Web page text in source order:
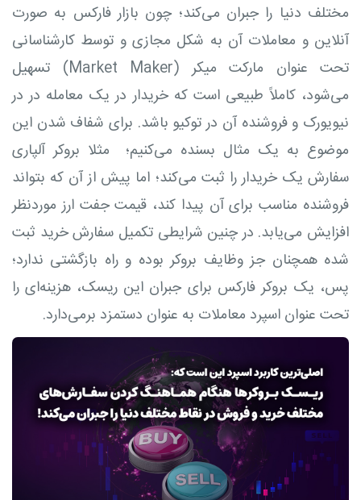
مختلف دنیا را جبران می‌کند؛ چون بازار فارکس به صورت
آنلاین و معاملات آن به شکل مجازی و توسط کارشناسانی
تحت عنوان مارکت میکر (Market Maker) تسهیل
می‌شود، کاملاً طبیعی است که خریدار در یک معامله در در
نیویورک و فروشنده آن در توکیو باشد. برای شفاف شدن این
موضوع به یک مثال بسنده می‌کنیم؛ مثلا بروکر آلپاری
سفارش یک خریدار را ثبت می‌کند؛ اما پیش از آن که بتواند
فروشنده مناسب برای آن پیدا کند، قیمت جفت ارز موردنظر
افزایش می‌یابد. در چنین شرایطی تکمیل سفارش خرید ثبت
شده همچنان جز وظایف بروکر بوده و راه بازگشتی ندارد؛
پس، یک بروکر فارکس برای جبران این ریسک، هزینه‌ای را
تحت عنوان اسپرد معاملات به عنوان دستمزد برمی‌دارد.